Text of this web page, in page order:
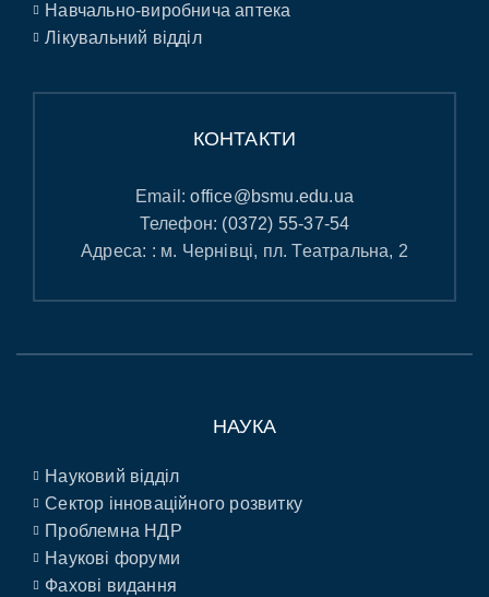
Навчально-виробнича аптека
Лікувальний відділ
КОНТАКТИ
Email:office@bsmu.edu.ua
Телефон: (0372) 55-37-54
Адреса: : м. Чернівці, пл. Театральна, 2
НАУКА
Науковий відділ
Сектор інноваційного розвитку
Проблемна НДР
Наукові форуми
Фахові видання